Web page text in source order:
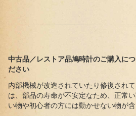
中古品／レストア品鳩時計のご購入に
ださい
内部機械が改造されていたり修復され
は、部品の寿命が不安定なため、正常
い物や初心者の方には動かせない物が